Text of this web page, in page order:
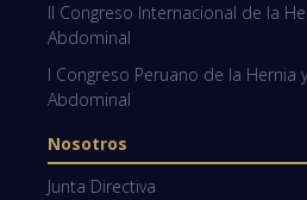
II Congreso Internacional de la
Abdominal
I Congreso Peruano de la Hernia
Abdominal
Nosotros
Junta Directiva